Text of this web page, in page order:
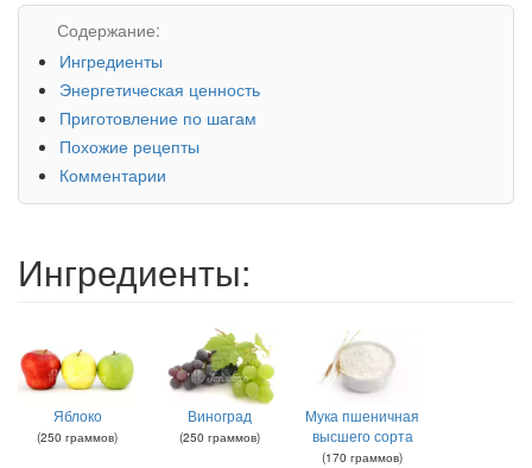
Содержание:
Ингредиенты
Энергетическая ценность
Приготовление по шагам
Похожие рецепты
Комментарии
Ингредиенты:
Яблоко
(250 граммов)
Виноград
(250 граммов)
Мука пшеничная
высшего сорта
(170 граммов)